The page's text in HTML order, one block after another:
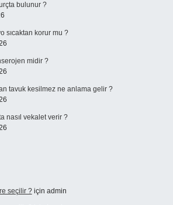
bulunur ?
sıcaktan korur mu ?
midir ?
tavuk kesilmez ne anlama gelir ?
nasıl vekalet verir ?
seçilir ?için admin